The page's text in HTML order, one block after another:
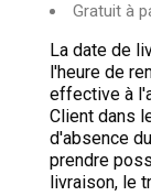
Gratuit à
La date de
l'heure de
effective à
Client dans
d'absence
prendre
livraison, le